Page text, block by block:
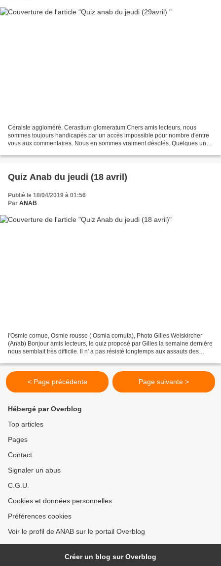
Céraiste aggloméré, Cerastium glomeratum Chers amis lecteurs, nous
sommes toujours handicapés par un accès impossible pour nombre d'entre
vous aux commentaires. Nous en sommes vraiment désolés. Quelques uns
Quiz Anab du jeudi (18 avril)
Publié le 18/04/2019 à 01:56
Par ANAB
l'Osmie cornue, Osmie rousse ( Osmia cornuta), Photo Gilles Weiskircher
(Anab) Bonjour amis lecteurs, le quiz proposé par Gilles la semaine dernière
nous semblait très difficile. Il n' a pas résisté longtemps aux assauts des
< Page précédente Page suivante >
Hébergé par Overblog
Top articles
Pages
Contact
Signaler un abus
C.G.U.
Cookies et données personnelles
Préférences cookies
Voir le profil de ANAB sur le portail Overblog
Créer un blog sur Overblog